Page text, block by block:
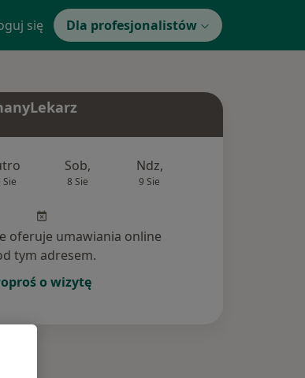
się Dla profesjonalistów
Sie
Sob,
8 Sie
Ndz,
9 Sie
oferuje umawiania online
tym adresem.
o wizytę